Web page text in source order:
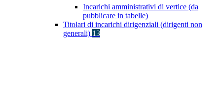
Incarichi amministrativi di vertice (da
pubblicare in tabelle)
Titolari di incarichi dirigenziali (dirigenti non
generali) 13